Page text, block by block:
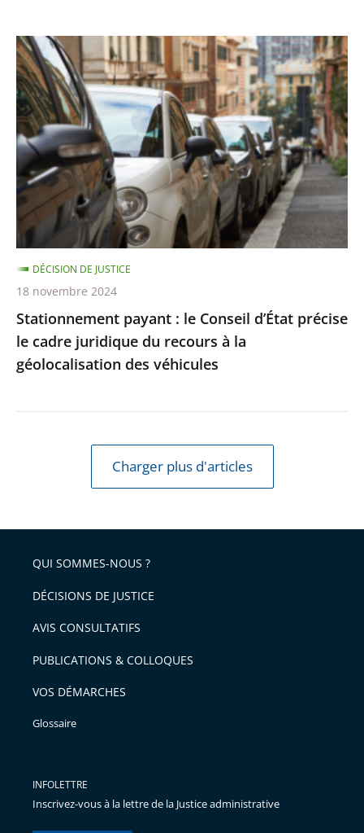
Stationnement
payant
:
le
Conseil
d’État
précise
le
cadre
juridique
du
recours
à
la
géolocalisation
Stationnement payant : le Conseil d’État précise
le cadre juridique du recours à la
géolocalisation des véhicules
DÉCISION DE JUSTICE
18 novembre 2024
Charger plus d'articles
QUI SOMMES-NOUS ?
DÉCISIONS DE JUSTICE
AVIS CONSULTATIFS
PUBLICATIONS & COLLOQUES
VOS DÉMARCHES
Glossaire
INFOLETTRE
Inscrivez-vous à la lettre de la Justice administrative